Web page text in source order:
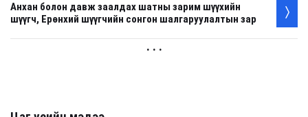
Анхан болон давж заалдах шатны зарим шүүхийн
шүүгч, Ерөнхий шүүгчийн сонгон шалгаруулалтын зар
. . .